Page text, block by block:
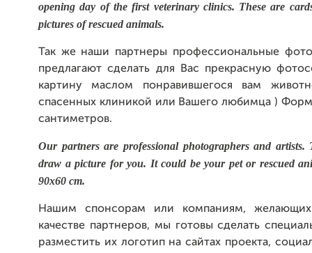
opening day of the first veterinary clinics. These are
pictures of rescued animals.
Так же наши партнеры профессиональные
предлагают сделать для Вас прекрасную
картину маслом понравившегося вам
спасенных клиникой или Вашего любимца )
сантиметров.
Our partners are professional photographers and artists.
draw a picture for you. It could be your pet or rescued
90x60 cm.
Нашим спонсорам или компаниям,
качестве партнеров, мы готовы сделать
разместить их логотип на сайтах проекта,